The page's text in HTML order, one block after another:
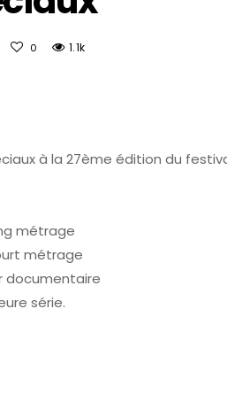
0 1.1k
à la 27ème édition du
métrage
métrage
documentaire
série.